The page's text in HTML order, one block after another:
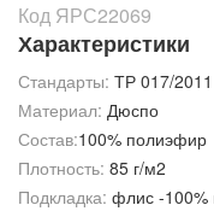
Код ЯРС22069
Характеристики
Стандарты: ТР 017/2011
Материал: Дюспо
Состав:100% полиэфир
Плотность: 85 г/м2
Подкладка: флис -100%